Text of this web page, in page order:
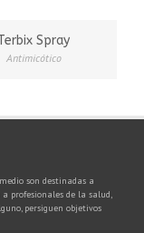
Spray
Antimicótico
son destinadas a
profesionales de la salud,
persiguen objetivos